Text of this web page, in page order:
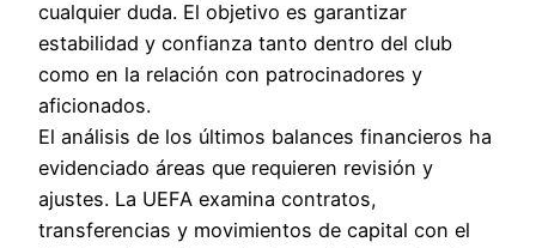
cualquier duda. El objetivo es garantizar
estabilidad y confianza tanto dentro del club
como en la relación con patrocinadores y
aficionados.
El análisis de los últimos balances financieros ha
evidenciado áreas que requieren revisión y
ajustes. La UEFA examina contratos,
transferencias y movimientos de capital con el